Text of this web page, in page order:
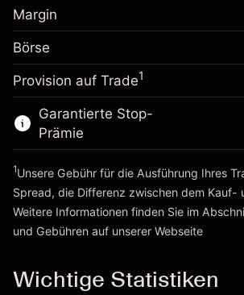
Positionsgröße mit Hebelwirkung
~€5,000.00
Geld aus Hebelwirkung ~
Zur Plattform
Anpassung der
Übernachtfinanzierung
fremdfinanzierten
Positionswert
Positionsgröße mit
~€5,000.00
Geld aus Hebelwirkung ~
Zur Plattform
Margin
Börse
Provision auf Trade1
Garantierte Stop-
Prämie
1Unsere Gebühr für die Ausführung Ihres
Spread, die Differenz zwischen dem Kauf-
Weitere Informationen finden Sie im
und Gebühren auf unserer Webseite
Wichtige Statistiken